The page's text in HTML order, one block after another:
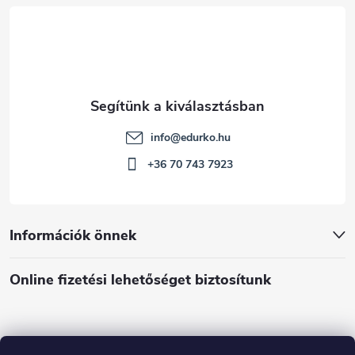
Információk önnek
Online fizetési lehetőséget biztosítunk
info@edurko.hu
+36 70 743 7923